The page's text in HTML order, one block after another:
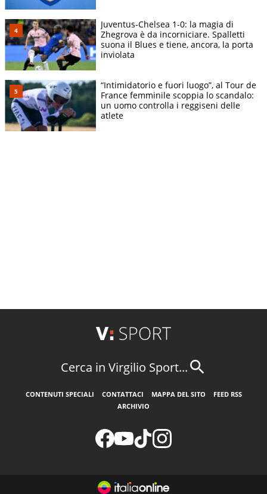
Juventus-Chelsea 1-0: la magia di
Zhegrova è da incorniciare. Spalletti
suona il Blues e tiene, ancora, la porta
inviolata
“Intimidatorio e fuori luogo”, al Tour de
France femminile scoppia lo scandalo:
un uomo controlla i reggiseni delle
atlete
Cerca in Virgilio Sport...
CONTENUTI SPECIALI CONTATTACI MAPPA DEL SITO
FEED RSS
ARCHIVIO